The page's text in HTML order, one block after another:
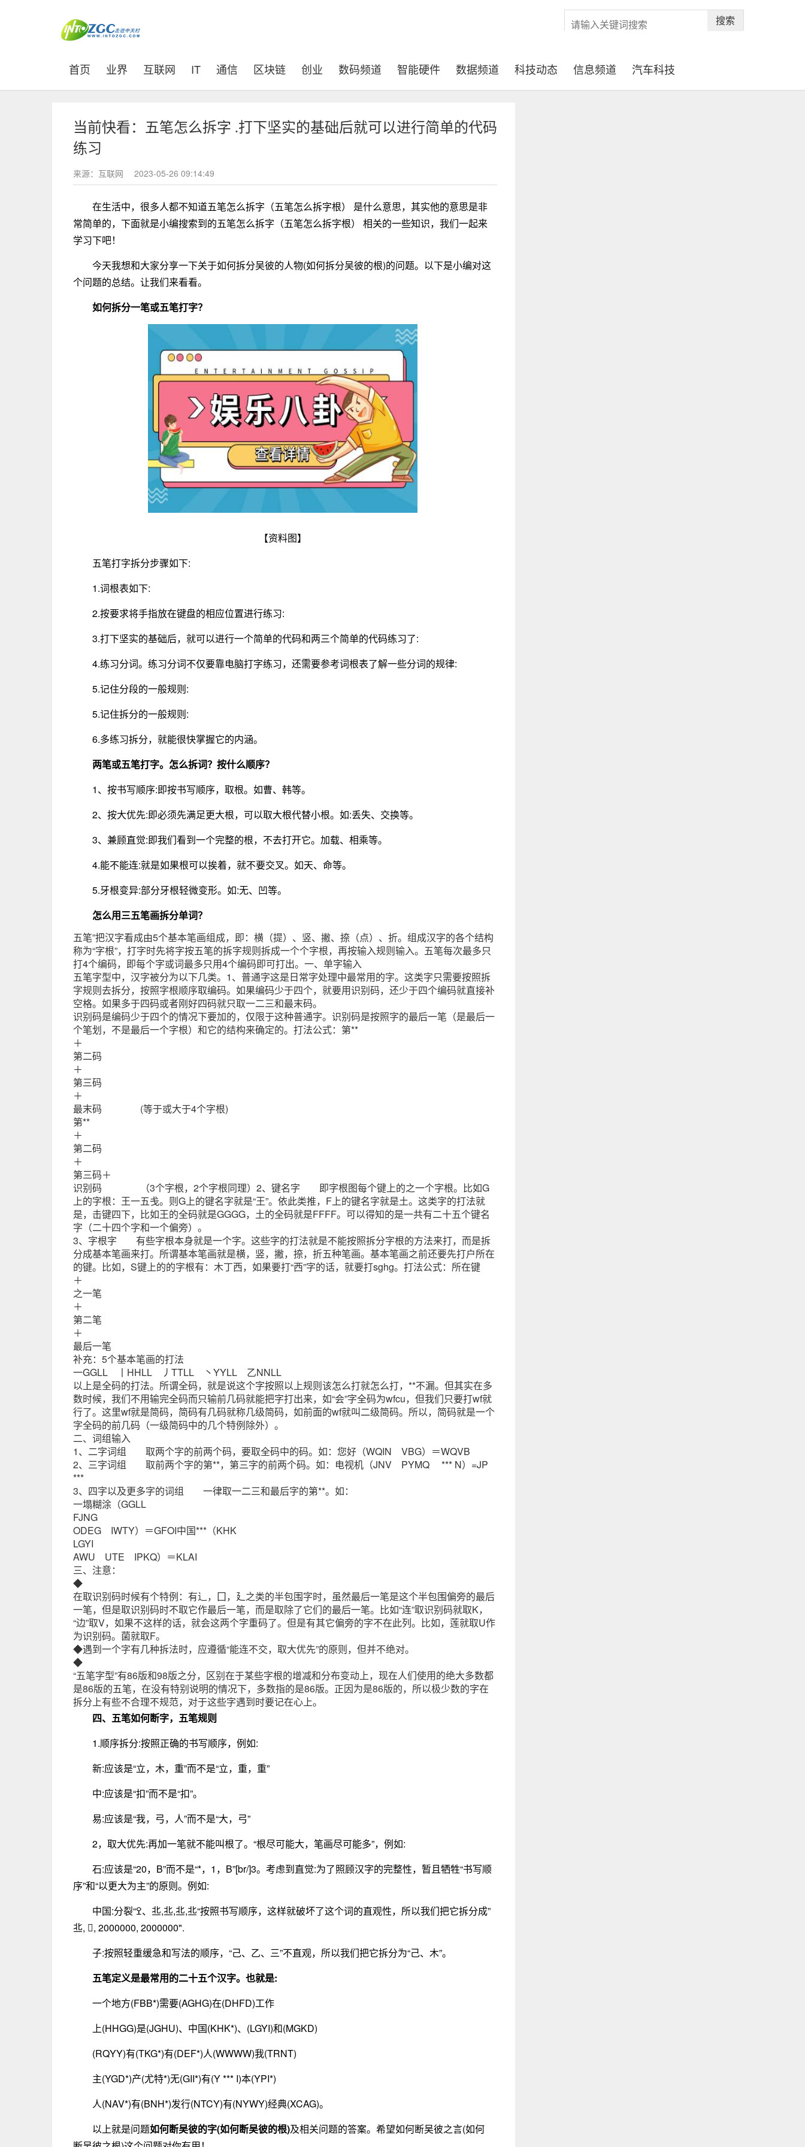
搜索
首页 (current)
业界 互联网 IT 通信 区块链 创业 数码频道 智能硬件 数据频道 科技动态 信息频道 汽车科技
当前快看：五笔怎么拆字 .打下坚实的基础后就可以进行简单的代码
练习
来源：互联网 2023-05-26 09:14:49
在生活中，很多人都不知道五笔怎么拆字（五笔怎么拆字根） 是什么意思，其实他的意思是非
常简单的，下面就是小编搜索到的五笔怎么拆字（五笔怎么拆字根） 相关的一些知识，我们一起来
学习下吧！
今天我想和大家分享一下关于如何拆分吴彼的人物(如何拆分吴彼的根)的问题。以下是小编对这
个问题的总结。让我们来看看。
如何拆分一笔或五笔打字？
【资料图】
五笔打字拆分步骤如下:
1.词根表如下:
2.按要求将手指放在键盘的相应位置进行练习:
3.打下坚实的基础后，就可以进行一个简单的代码和两三个简单的代码练习了:
4.练习分词。练习分词不仅要靠电脑打字练习，还需要参考词根表了解一些分词的规律:
5.记住分段的一般规则:
5.记住拆分的一般规则:
6.多练习拆分，就能很快掌握它的内涵。
两笔或五笔打字。怎么拆词？按什么顺序？
1、按书写顺序:即按书写顺序，取根。如曹、韩等。
2、按大优先:即必须先满足更大根，可以取大根代替小根。如:丢失、交换等。
3、兼顾直觉:即我们看到一个完整的根，不去打开它。加载、相乘等。
4.能不能连:就是如果根可以挨着，就不要交叉。如天、命等。
5.牙根变异:部分牙根轻微变形。如:无、凹等。
怎么用三五笔画拆分单词？
五笔”把汉字看成由5个基本笔画组成，即：横（提）、竖、撇、捺（点）、折。组成汉字的各个结构
称为“字根”，打字时先将字按五笔的拆字规则拆成一个个字根，再按输入规则输入。五笔每次最多只
打4个编码，即每个字或词最多只用4个编码即可打出。一、单字输入
五笔字型中，汉字被分为以下几类。1、普通字这是日常字处理中最常用的字。这类字只需要按照拆
字规则去拆分，按照字根顺序取编码。如果编码少于四个，就要用识别码，还少于四个编码就直接补
空格。如果多于四码或者刚好四码就只取一二三和最末码。
识别码是编码少于四个的情况下要加的，仅限于这种普通字。识别码是按照字的最后一笔（是最后一
个笔划，不是最后一个字根）和它的结构来确定的。打法公式：第**
＋
第二码
＋
第三码
＋
最末码 (等于或大于4个字根)
第**
＋
第二码
＋
第三码＋
识别码 （3个字根，2个字根同理）2、键名字 即字根图每个键上的之一个字根。比如G
上的字根：王一五戋。则G上的键名字就是“王”。依此类推，F上的键名字就是土。这类字的打法就
是，击键四下，比如王的全码就是GGGG，土的全码就是FFFF。可以得知的是一共有二十五个键名
字（二十四个字和一个偏旁）。
3、字根字 有些字根本身就是一个字。这些字的打法就是不能按照拆分字根的方法来打，而是拆
分成基本笔画来打。所谓基本笔画就是横，竖，撇，捺，折五种笔画。基本笔画之前还要先打户所在
的键。比如，S键上的的字根有：木丁西，如果要打“西”字的话，就要打sghg。打法公式：所在键
＋
之一笔
＋
第二笔
＋
最后一笔
补充：5个基本笔画的打法
一GGLL 丨HHLL 丿TTLL 丶YYLL 乙NNLL
以上是全码的打法。所谓全码，就是说这个字按照以上规则该怎么打就怎么打，**不漏。但其实在多
数时候，我们不用输完全码而只输前几码就能把字打出来，如“会”字全码为wfcu，但我们只要打wf就
行了。这里wf就是简码，简码有几码就称几级简码，如前面的wf就叫二级简码。所以，简码就是一个
字全码的前几码（一级简码中的几个特例除外）。
二、词组输入
1、二字词组 取两个字的前两个码，要取全码中的码。如：您好（WQIN VBG）＝WQVB
2、三字词组 取前两个字的第**，第三字的前两个码。如：电视机（JNV PYMQ *** N）=JP
***
3、四字以及更多字的词组 一律取一二三和最后字的第**。如：
一塌糊涂（GGLL
FJNG
ODEG IWTY）＝GFOI中国***（KHK
LGYI
AWU UTE IPKQ）＝KLAI
三、注意：
◆
在取识别码时候有个特例：有辶，囗，廴之类的半包围字时，虽然最后一笔是这个半包围偏旁的最后
一笔，但是取识别码时不取它作最后一笔，而是取除了它们的最后一笔。比如“连”取识别码就取K，
“边”取V，如果不这样的话，就会这两个字重码了。但是有其它偏旁的字不在此列。比如，莲就取U作
为识别码。菌就取F。
◆遇到一个字有几种拆法时，应遵循“能连不交，取大优先”的原则，但并不绝对。
◆
“五笔字型”有86版和98版之分，区别在于某些字根的增减和分布变动上，现在人们使用的绝大多数都
是86版的五笔，在没有特别说明的情况下，多数指的是86版。正因为是86版的，所以极少数的字在
拆分上有些不合理不规范，对于这些字遇到时要记在心上。
四、五笔如何断字，五笔规则
1.顺序拆分:按照正确的书写顺序，例如:
新:应该是“立，木，重”而不是“立，重，重”
中:应该是“扣”而不是“扣”。
易:应该是“我，弓，人”而不是“大，弓”
2，取大优先:再加一笔就不能叫根了。“根尽可能大，笔画尽可能多”，例如:
石:应该是“20，B”而不是“*，1，B”[br/]3。考虑到直觉:为了照顾汉字的完整性，暂且牺牲“书写顺
序”和“以更大为主”的原则。例如:
中国:分裂“ߐ、丠,丠,丠,丠“按照书写顺序，这样就破坏了这个词的直观性，所以我们把它拆分成”
丠, 𰵀, 2000000, 2000000".
子:按照轻重缓急和写法的顺序，“己、乙、三”不直观，所以我们把它拆分为“己、木”。
五笔定义是最常用的二十五个汉字。也就是:
一个地方(FBB*)需要(AGHG)在(DHFD)工作
上(HHGG)是(JGHU)、中国(KHK*)、(LGYI)和(MGKD)
(RQYY)有(TKG*)有(DEF*)人(WWWW)我(TRNT)
主(YGD*)产(尤特*)无(GII*)有(Y *** I)本(YPI*)
人(NAV*)有(BNH*)发行(NTCY)有(NYWY)经典(XCAG)。
以上就是问题如何断吴彼的字(如何断吴彼的根)及相关问题的答案。希望如何断吴彼之言(如何